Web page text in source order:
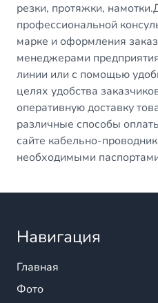
резки, протяжки,
профессиональной
марке и оформления
менеджерами
линии или с помощью
целях удобства
оперативную доставку
различные способы
сайте кабельно-
необходимыми
Навигация
Главная
Фото